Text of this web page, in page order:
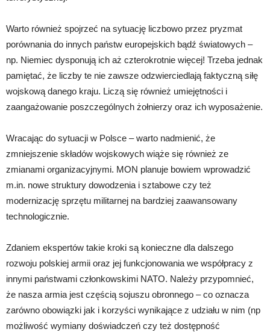
Warto również spojrzeć na sytuację liczbowo przez pryzmat
porównania do innych państw europejskich bądź światowych –
np. Niemiec dysponują ich aż czterokrotnie więcej! Trzeba jednak
pamiętać, że liczby te nie zawsze odzwierciedlają faktyczną siłę
wojskową danego kraju. Liczą się również umiejętności i
zaangażowanie poszczególnych żołnierzy oraz ich wyposażenie.
Wracając do sytuacji w Polsce – warto nadmienić, że
zmniejszenie składów wojskowych wiąże się również ze
zmianami organizacyjnymi. MON planuje bowiem wprowadzić
m.in. nowe struktury dowodzenia i sztabowe czy też
modernizację sprzętu militarnej na bardziej zaawansowany
technologicznie.
Zdaniem ekspertów takie kroki są konieczne dla dalszego
rozwoju polskiej armii oraz jej funkcjonowania we współpracy z
innymi państwami członkowskimi NATO. Należy przypomnieć,
że nasza armia jest częścią sojuszu obronnego – co oznacza
zarówno obowiązki jak i korzyści wynikające z udziału w nim (np
możliwość wymiany doświadczeń czy też dostępność